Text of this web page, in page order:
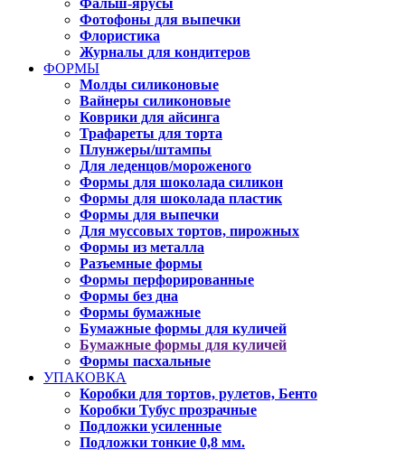
Фальш-ярусы
Фотофоны для выпечки
Флористика
Журналы для кондитеров
ФОРМЫ
Молды силиконовые
Вайнеры силиконовые
Коврики для айсинга
Трафареты для торта
Плунжеры/штампы
Для леденцов/мороженого
Формы для шоколада силикон
Формы для шоколада пластик
Формы для выпечки
Для муссовых тортов, пирожных
Формы из металла
Разъемные формы
Формы перфорированные
Формы без дна
Формы бумажные
Бумажные формы для куличей
Бумажные формы для куличей
Формы пасхальные
УПАКОВКА
Коробки для тортов, рулетов, Бенто
Коробки Тубус прозрачные
Подложки усиленные
Подложки тонкие 0,8 мм.